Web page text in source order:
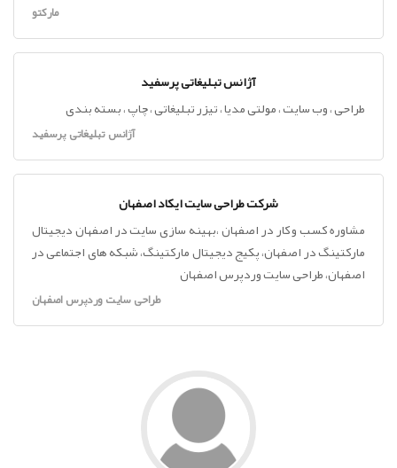
مارکتو
آژانس تبلیغاتی پرسفید
طراحی ، وب سایت ، مولتی مدیا ، تیزر تبلیغاتی ، چاپ ، بسته بندی
آژانس تبلیغاتی پرسفید
شرکت طراحی سایت ایکاد اصفهان
مشاوره کسب و کار در اصفهان ،بهینه سازی سایت در اصفهان دیجیتال
مارکتینگ در اصفهان، پکیج دیجیتال مارکتینگ، شبکه های اجتماعی در
اصفهان، طراحی سایت وردپرس اصفهان
طراحی سایت وردپرس اصفهان